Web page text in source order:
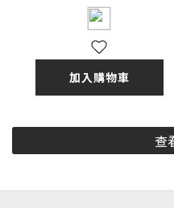
加入購物車
查